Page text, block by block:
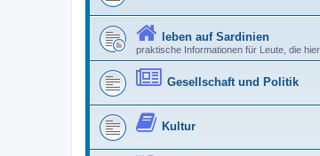
leben auf Sardinien
praktische Informationen für Leute, die
Gesellschaft und Politik
Kultur